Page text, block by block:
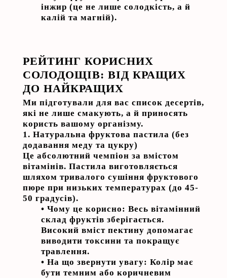
інжир (це не лише солодкість, а й
калій та магній).
РЕЙТИНГ КОРИСНИХ
СОЛОДОЩІВ: ВІД КРАЩИХ
ДО НАЙКРАЩИХ
Ми підготували для вас список десертів,
які не лише смакують, а й приносять
користь вашому організму.
1. Натуральна фруктова пастила (без
додавання меду та цукру)
Це абсолютний чемпіон за вмістом
вітамінів. Пастила виготовляється
шляхом тривалого сушіння фруктового
пюре при низьких температурах (до 45-
50 градусів).
• Чому це корисно: Весь вітамінний
склад фруктів зберігається.
Високий вміст пектину допомагає
виводити токсини та покращує
травлення.
• На що звернути увагу: Колір має
бути темним або коричневим